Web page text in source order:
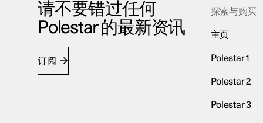
请不要错过任何
Polestar 的最新资讯
订阅
探索与购买
主页
Polestar 1
Polestar 2
Polestar 3